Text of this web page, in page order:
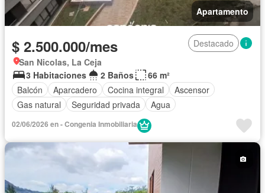
Apartamento
$ 2.500.000/mes
Destacado
San Nicolas, La Ceja
3 Habitaciones
2 Baños
66 m²
Balcón
Aparcadero Cocina integral
Ascensor
Gas natural
Seguridad privada Agua
02/06/2026 en - Congenia Inmobiliaria